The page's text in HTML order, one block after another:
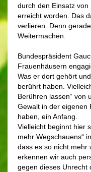
durch den Einsatz
erreicht worden. Das
verlieren. Denn
Weitermachen.
Bundespräsident
Frauenhäusern
Was er dort gehört
berührt haben.
Berühren lassen“ von
Gewalt in der eigenen
haben, ein Anfang.
Vielleicht beginnt hier
mehr Wegschauens“
dass es so nicht mehr
erkennen wir auch
gegen dieses Unrecht